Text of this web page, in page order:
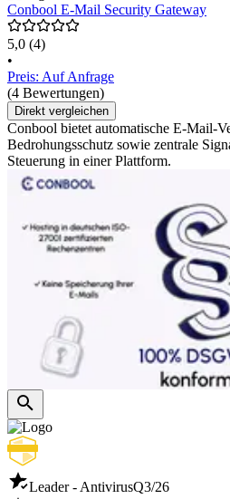
Conbool E-Mail Security Gateway
5,0 (4)
•
Preis: Auf Anfrage
(4 Bewertungen)
Direkt vergleichen
Conbool bietet automatische E-Mail-
Bedrohungsschutz sowie zentrale
Steuerung in einer Plattform.
Leader - AntivirusQ3/26